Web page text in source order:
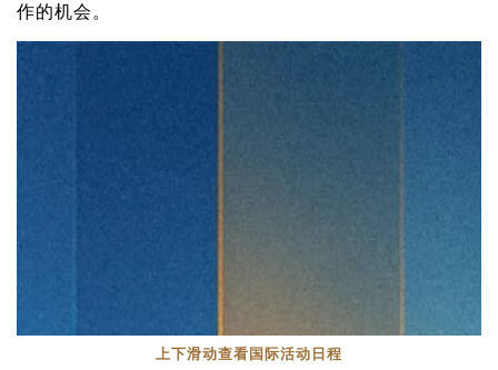
作的机会。
上下滑动查看 国际活动日程